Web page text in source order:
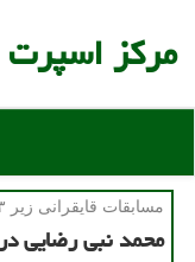
مركز اسپرت
مسابقات قایقرانی زیر ۲۳ سال قهرمانی جهان؛
محمد نبی رضایی